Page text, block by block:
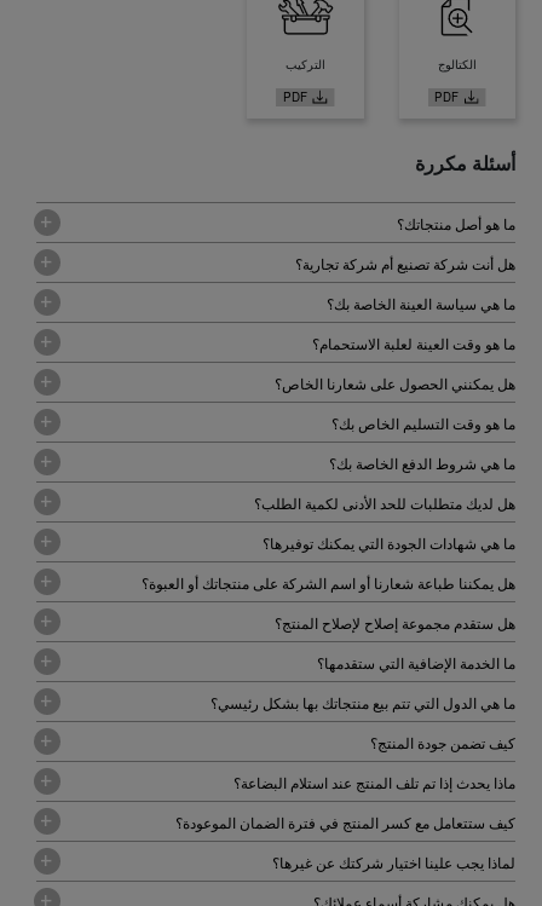
الكتالوج التركيب
أسئلة مكررة
ما هو أصل منتجاتك؟
هل أنت شركة تصنيع أم شركة تجارية؟
ما هي سياسة العينة الخاصة بك؟
ما هو وقت العينة لعلبة الاستحمام؟
هل يمكنني الحصول على شعارنا الخاص؟
ما هو وقت التسليم الخاص بك؟
ما هي شروط الدفع الخاصة بك؟
هل لديك متطلبات للحد الأدنى لكمية الطلب؟
ما هي شهادات الجودة التي يمكنك توفيرها؟
هل يمكننا طباعة شعارنا أو اسم الشركة على منتجاتك أو العبوة؟
هل ستقدم مجموعة إصلاح لإصلاح المنتج؟
ما الخدمة الإضافية التي ستقدمها؟
ما هي الدول التي تتم بيع منتجاتك بها بشكل رئيسي؟
كيف تضمن جودة المنتج؟
ماذا يحدث إذا تم تلف المنتج عند استلام البضاعة؟
كيف ستتعامل مع كسر المنتج في فترة الضمان الموعودة؟
لماذا يجب علينا اختيار شركتك عن غيرها؟